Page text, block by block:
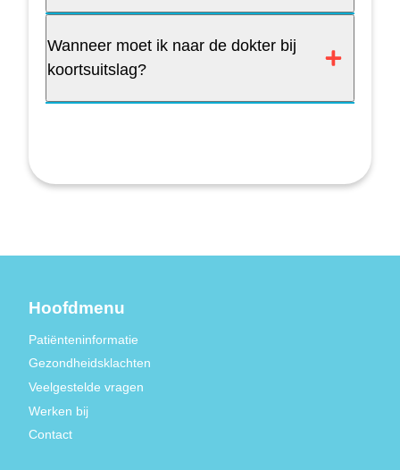
Wanneer moet ik naar de dokter bij
koortsuitslag?
Hoofdmenu
Patiënteninformatie
Gezondheidsklachten
Veelgestelde vragen
Werken bij
Contact